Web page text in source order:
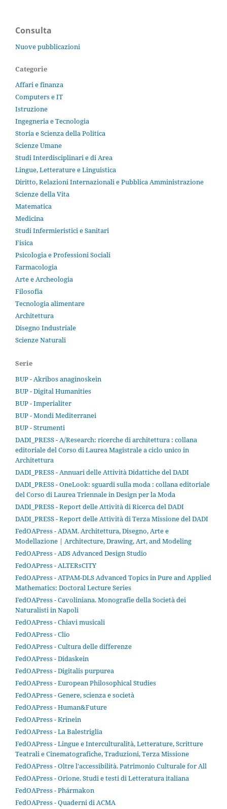
Consulta
Nuove pubblicazioni
Categorie
Affari e finanza
Computers e IT
Istruzione
Ingegneria e Tecnologia
Storia e Scienza della Politica
Scienze Umane
Studi Interdisciplinari e di Area
Lingue, Letterature e Linguistica
Diritto, Relazioni Internazionali e Pubblica Amministrazione
Scienze della Vita
Matematica
Medicina
Studi Infermieristici e Sanitari
Fisica
Psicologia e Professioni Sociali
Farmacologia
Arte e Archeologia
Filosofia
Tecnologia alimentare
Architettura
Disegno Industriale
Scienze Naturali
Serie
BUP - Akribos anaginoskein
BUP - Digital Humanities
BUP - Imperialiter
BUP - Mondi Mediterranei
BUP - Strumenti
DADI_PRESS - A/Research: ricerche di architettura : collana
editoriale del Corso di Laurea Magistrale a ciclo unico in
Architettura
DADI_PRESS - Annuari delle Attività Didattiche del DADI
DADI_PRESS - OneLook: sguardi sulla moda : collana editoriale
del Corso di Laurea Triennale in Design per la Moda
DADI_PRESS - Report delle Attività di Ricerca del DADI
DADI_PRESS - Report delle Attività di Terza Missione del DADI
FedOAPress - ADAM. Architettura, Disegno, Arte e
Modellazione | Architecture, Drawing, Art, and Modeling
FedOAPress - ADS Advanced Design Studio
FedOAPress - ALTERsCITY
FedOAPress - ATPAM-DLS Advanced Topics in Pure and Applied
Mathematics: Doctoral Lecture Series
FedOAPress - Cavoliniana. Monografie della Società dei
Naturalisti in Napoli
FedOAPress - Chiavi musicali
FedOAPress - Clio
FedOAPress - Cultura delle differenze
FedOAPress - Didaskein
FedOAPress - Digitalis purpurea
FedOAPress - European Philosophical Studies
FedOAPress - Genere, scienza e società
FedOAPress - Human&Future
FedOAPress - Krinein
FedOAPress - La Balestriglia
FedOAPress - Lingue e Interculturalità, Letterature, Scritture
Teatrali e Cinematografiche, Traduzioni, Terza Missione
FedOAPress - Oltre l'accessibilità. Patrimonio Culturale for All
FedOAPress - Orione. Studi e testi di Letteratura italiana
FedOAPress - Phármakon
FedOAPress - Quaderni di ACMA